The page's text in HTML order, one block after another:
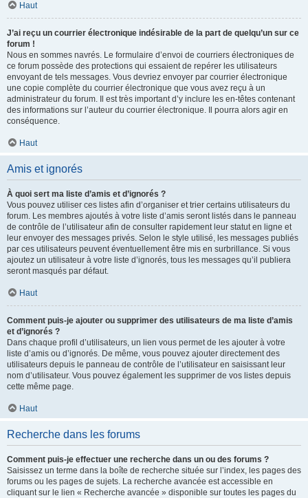
Haut
J’ai reçu un courrier électronique indésirable de la part de quelqu’un sur ce
forum !
Nous en sommes navrés. Le formulaire d’envoi de courriers électroniques de
ce forum possède des protections qui essaient de repérer les utilisateurs
envoyant de tels messages. Vous devriez envoyer par courrier électronique
une copie complète du courrier électronique que vous avez reçu à un
administrateur du forum. Il est très important d’y inclure les en-têtes contenant
des informations sur l’auteur du courrier électronique. Il pourra alors agir en
conséquence.
Haut
Amis et ignorés
À quoi sert ma liste d’amis et d’ignorés ?
Vous pouvez utiliser ces listes afin d’organiser et trier certains utilisateurs du
forum. Les membres ajoutés à votre liste d’amis seront listés dans le panneau
de contrôle de l’utilisateur afin de consulter rapidement leur statut en ligne et
leur envoyer des messages privés. Selon le style utilisé, les messages publiés
par ces utilisateurs peuvent éventuellement être mis en surbrillance. Si vous
ajoutez un utilisateur à votre liste d’ignorés, tous les messages qu’il publiera
seront masqués par défaut.
Haut
Comment puis-je ajouter ou supprimer des utilisateurs de ma liste d’amis
et d’ignorés ?
Dans chaque profil d’utilisateurs, un lien vous permet de les ajouter à votre
liste d’amis ou d’ignorés. De même, vous pouvez ajouter directement des
utilisateurs depuis le panneau de contrôle de l’utilisateur en saisissant leur
nom d’utilisateur. Vous pouvez également les supprimer de vos listes depuis
cette même page.
Haut
Recherche dans les forums
Comment puis-je effectuer une recherche dans un ou des forums ?
Saisissez un terme dans la boîte de recherche située sur l’index, les pages des
forums ou les pages de sujets. La recherche avancée est accessible en
cliquant sur le lien « Recherche avancée » disponible sur toutes les pages du